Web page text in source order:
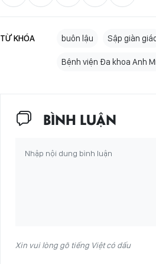
TỪ KHÓA buôn lậu Sập giàn
Bệnh viện Đa khoa Anh
BÌNH LUẬN
Xin vui lòng gõ tiếng Việt có dấu